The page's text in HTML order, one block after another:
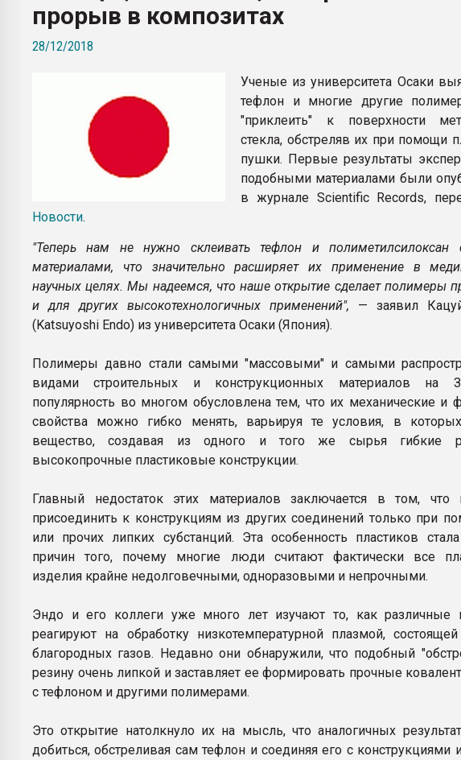
Всё, что касается выдува ПЭТ
бутылокпрорыв в композитах
28/12/2018
Ученые из университета Осаки
тефлон и многие другие
"приклеить" к поверхности
стекла, обстреляв их при помощи
пушки. Первые результаты
подобными материалами были
в журнале Scientific Records,
Новости.
"Теперь нам не нужно склеивать тефлон и полиметилсилоксан
материалами, что значительно расширяет их применение в
научных целях. Мы надеемся, что наше открытие сделает полимеры
и для других высокотехнологичных применений", — заявил
(Katsuyoshi Endo) из университета Осаки (Япония).
Полимеры давно стали самыми "массовыми" и самыми
видами строительных и конструкционных материалов на
популярность во многом обусловлена тем, что их механические и
свойства можно гибко менять, варьируя те условия, в которых
вещество, создавая из одного и того же сырья гибкие
высокопрочные пластиковые конструкции.
Главный недостаток этих материалов заключается в том,
присоединить к конструкциям из других соединений только при
или прочих липких субстанций. Эта особенность пластиков
причин того, почему многие люди считают фактически все
изделия крайне недолговечными, одноразовыми и непрочными.
Эндо и его коллеги уже много лет изучают то, как различные
реагируют на обработку низкотемпературной плазмой,
благородных газов. Недавно они обнаружили, что подобный
резину очень липкой и заставляет ее формировать прочные
с тефлоном и другими полимерами.
Это открытие натолкнуло их на мысль, что аналогичных
добиться, обстреливая сам тефлон и соединяя его с конструкциями